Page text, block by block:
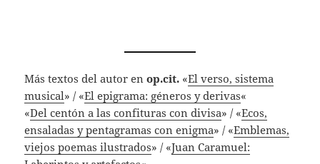
Más textos del autor enop.cit. «El verso, sistema
musical» / «El epigrama: géneros y derivas«
«Del centón a las confituras con divisa» / «Ecos,
ensaladas y pentagramas con enigma» / «Emblemas,
viejos poemas ilustrados» / «Juan Caramuel: